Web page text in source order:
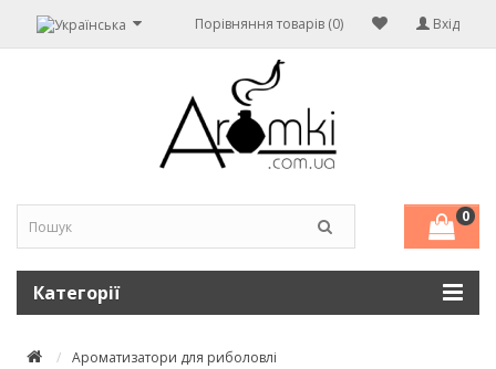
Вхід
Порівняння товарів (0)
0
Категорії
Ароматизатори для риболовлі